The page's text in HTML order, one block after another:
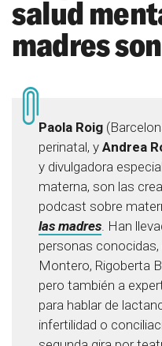
salud
madres
Paola Roig
perinatal, y Andrea
y divulgadora
materna, son las
podcast sobre
las madres. Han
personas
Montero, Rigoberta
pero también a
para hablar de
infertilidad o